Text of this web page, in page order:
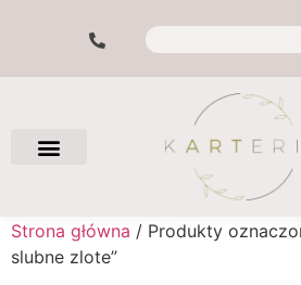
Strona główna / Produkty
slubne zlote”